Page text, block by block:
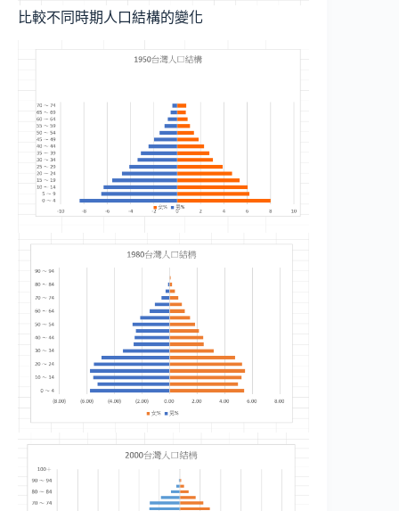
比較不同時期人口結構的變化